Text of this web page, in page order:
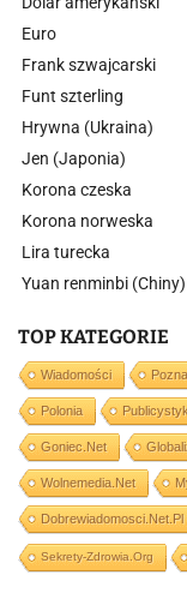
Euro
Frank szwajcarski
Funt szterling
Hrywna (Ukraina)
Jen (Japonia)
Korona czeska
Korona norweska
Lira turecka
Yuan renminbi (Chiny)
TOP KATEGORIE
Wiadomości
Polonia
Goniec.net
Wolnemedia.net
Dobrewiadomosci.net.pl
Sekrety-Zdrowia.org